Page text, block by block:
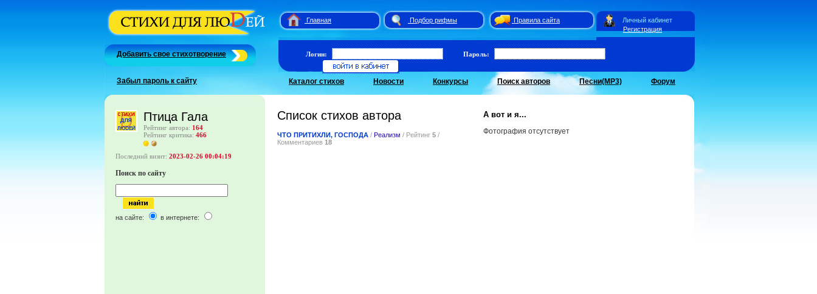
Главная Подбор рифмы
Правила сайта
Регистрация
Личный кабинет
Добавить свое стихотворение
Забыл пароль к сайту
Логин: Пароль:
Каталог стихов Новости Конкурсы Поиск авторов Песни(MP3) Форум
Птица Гала
Рейтинг автора: 164
Рейтинг критика: 466
Последний визит: 2023-02-26 00:04:19
Поиск по сайту
на сайте: в интернете:
Список стихов автора
ЧТО ПРИТИХЛИ, ГОСПОДА / Реализм / Рейтинг 5 /
Комментариев 18
А вот и я...
Фотография отсутствует